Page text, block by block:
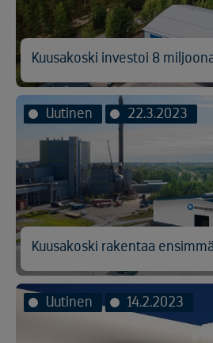
Uutinen 22.3.2023
Uutinen 14.2.2023